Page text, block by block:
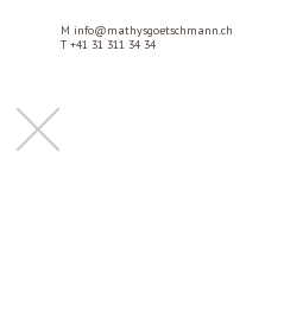
M info@mathysgoetschmann.ch
T +41 31 311 34 34